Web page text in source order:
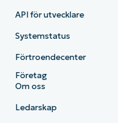
API för utvecklare
Systemstatus
Förtroendecenter
Företag
Om oss
Ledarskap